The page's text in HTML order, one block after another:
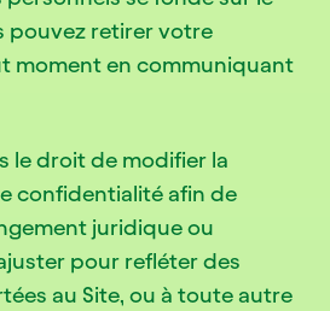
pouvez retirer votre
moment en communiquant
le droit de modifier la
confidentialité afin de
juridique ou
pour refléter des
au Site, ou à toute autre